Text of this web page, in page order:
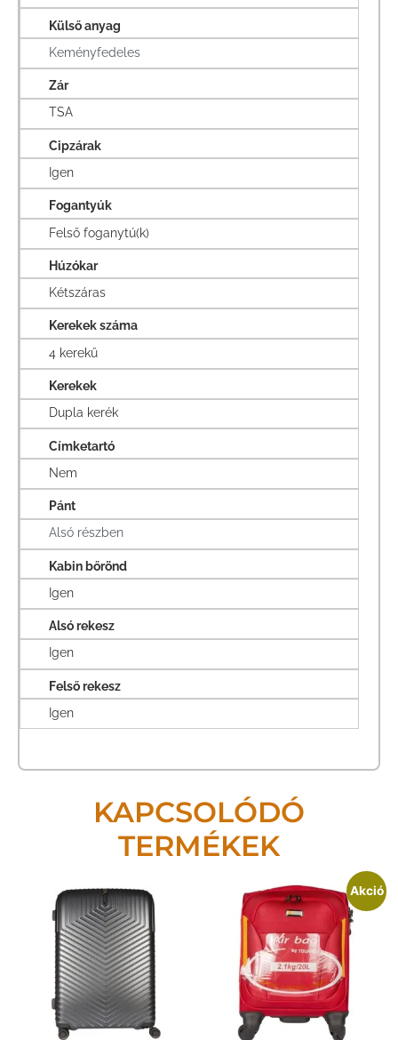
Külső anyag
Keményfedeles
Zár
TSA
Cipzárak
Igen
Fogantyúk
Felső foganytú(k)
Húzókar
Kétszáras
Kerekek száma
4 kerekű
Kerekek
Dupla kerék
Címketartó
Nem
Pánt
Alsó részben
Kabin bőrönd
Igen
Alsó rekesz
Igen
Felső rekesz
Igen
KAPCSOLÓDÓ
TERMÉKEK
Akció